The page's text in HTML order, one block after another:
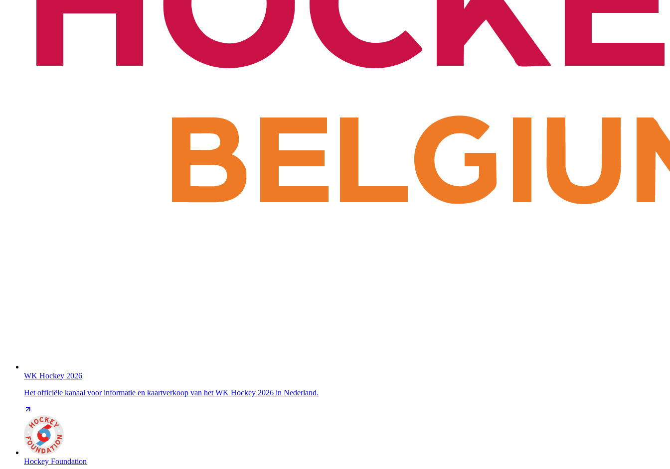
WK Hockey 2026
Het officiële kanaal voor informatie en kaartverkoop van het WK Hockey 2026 in Nederland.
Hockey Foundation